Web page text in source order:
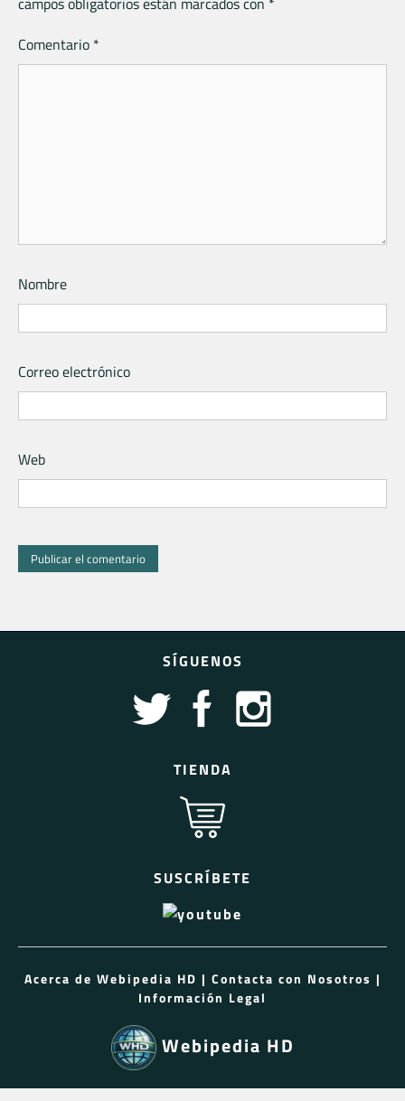
Comentario *
Nombre
Correo electrónico
Web
SÍGUENOS
TIENDA
SUSCRÍBETE
Acerca de Webipedia HD | Contacta con Nosotros |
Información Legal
Webipedia HD